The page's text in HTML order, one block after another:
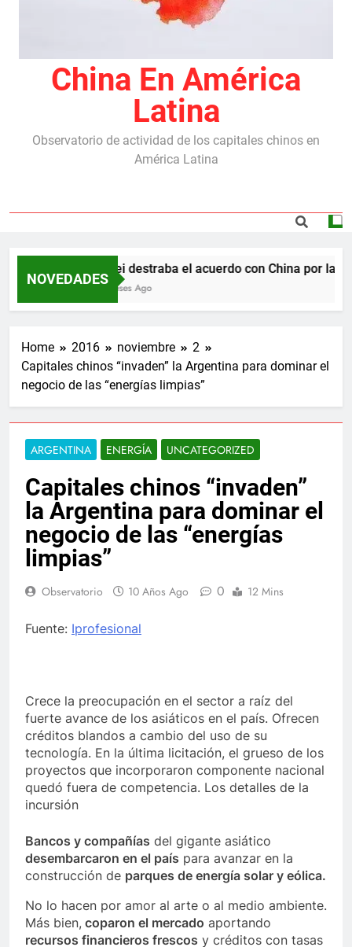
China En América
Latina
Observatorio de actividad de los capitales chinos en
América Latina
NOVEDADES
Milei destraba el acuerdo con China por las
5 Meses Ago
Home 2016 noviembre
2
Capitales chinos “invaden” la Argentina para dominar el
negocio de las “energías limpias”
ARGENTINA ENERGÍA UNCATEGORIZED
Capitales chinos “invaden”
la Argentina para dominar el
negocio de las “energías
limpias”
Observatorio 10 Años Ago 0 12 Mins
Fuente: Iprofesional
Crece la preocupación en el sector a raíz del
fuerte avance de los asiáticos en el país. Ofrecen
créditos blandos a cambio del uso de su
tecnología. En la última licitación, el grueso de los
proyectos que incorporaron componente nacional
quedó fuera de competencia. Los detalles de la
incursión
Bancos y compañías del gigante asiático
desembarcaron en el país para avanzar en la
construcción de parques de energía solar y eólica.
No lo hacen por amor al arte o al medio ambiente.
Más bien, coparon el mercado aportando
recursos financieros frescos y créditos con tasas